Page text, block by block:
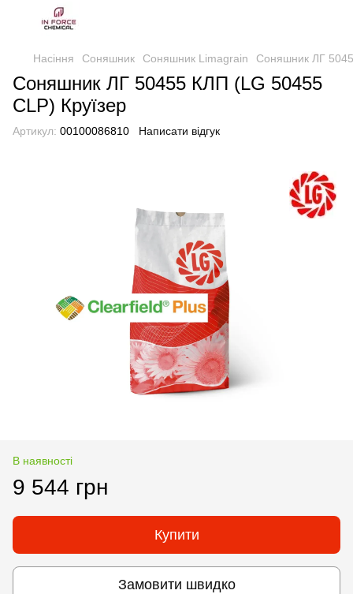
Насіння Соняшник Соняшник Limagrain Соняшник ЛГ
Соняшник ЛГ 50455 КЛП (LG 50455
CLP) Круїзер
Артикул: 00100086810 Написати відгук
В наявності
9 544 грн
Купити
Замовити швидко